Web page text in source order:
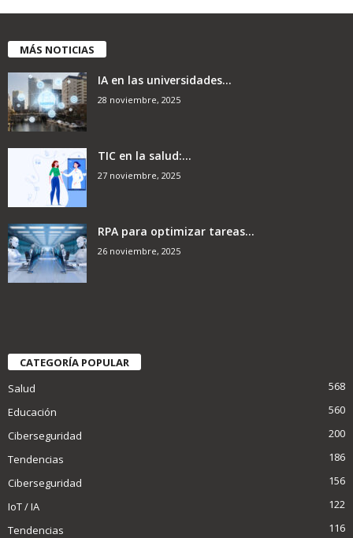
MÁS NOTICIAS
IA en las universidades...
28 noviembre, 2025
TIC en la salud:...
27 noviembre, 2025
RPA para optimizar tareas...
26 noviembre, 2025
CATEGORÍA POPULAR
Salud
568
Educación
560
Ciberseguridad
200
Tendencias
186
Ciberseguridad
156
IoT / IA
122
Tendencias
116